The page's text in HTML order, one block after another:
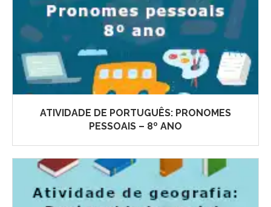
ATIVIDADE DE PORTUGUÊS: PRONOMES
PESSOAIS – 8º ANO